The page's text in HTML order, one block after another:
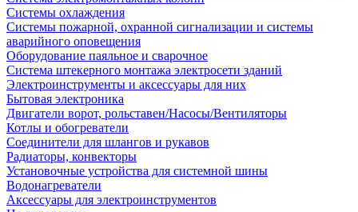
Системы охлаждения
Системы пожарной, охранной сигнализации и системы
аварийного оповещения
Оборудование паяльное и сварочное
Система штекерного монтажа электросети зданий
Электроинструменты и аксессуары для них
Бытовая электроника
Двигатели ворот, рольставен/Насосы/Вентиляторы
Котлы и обогреватели
Соединители для шлангов и рукавов
Радиаторы, конвекторы
Установочные устройства для системной шины
Водонагреватели
Аксессуары для электроинструментов